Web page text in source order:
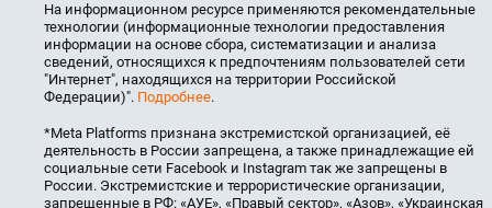
На информационном ресурсе применяются рекомендательные
технологии (информационные технологии предоставления
информации на основе сбора, систематизации и анализа
сведений, относящихся к предпочтениям пользователей сети
"Интернет", находящихся на территории Российской
Федерации)". Подробнее.
*Meta Platforms признана экстремистской организацией, её
деятельность в России запрещена, а также принадлежащие ей
социальные сети Facebook и Instagram так же запрещены в
России. Экстремистские и террористические организации,
запрещенные в РФ: «АУЕ», «Правый сектор», «Азов», «Украинская